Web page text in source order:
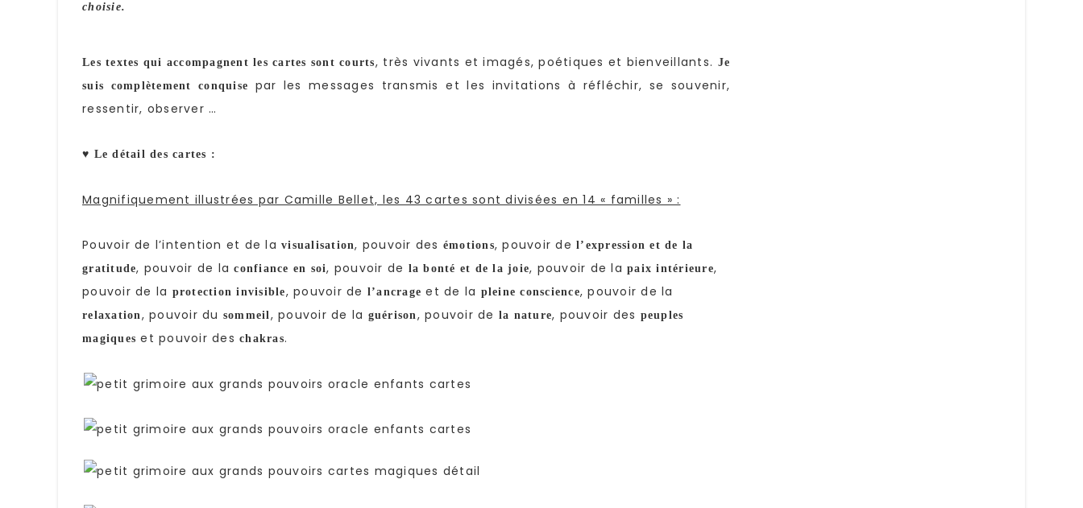
choisie.
Les textes qui accompagnent les cartes sont courts, très vivants et imagés, poétiques et bienveillants. Je
suis complètement conquise
par les messages transmis et les invitations à réfléchir, se souvenir,
ressentir, observer …
♥ Le détail des cartes :
Magnifiquement illustrées par Camille Bellet, les 43 cartes sont divisées en 14 « familles » :
Pouvoir de l’intention et de la visualisation, pouvoir des émotions, pouvoir de l’expression et de la
gratitude, pouvoir de laconfiance en soi, pouvoir de la bonté et de la joie, pouvoir de la paix intérieure,
pouvoir de la protection invisible, pouvoir de l’ancrage et de la pleine conscience, pouvoir de la
relaxation, pouvoir du sommeil, pouvoir de la guérison, pouvoir de la nature, pouvoir des peuples
magiques et pouvoir des chakras.